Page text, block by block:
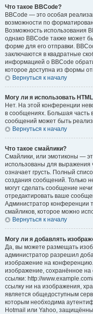
Что такое BBCode?
BBCode — это особая
возможности по
Возможность использования
однако BBCode также может
форме для его отправки.
заключаются в квадратные
информацией о BBCode
которое доступна из формы
Вернуться к началу
Могу ли я использовать
Нет. На этой конференции
в сообщениях. Большая
сообщений может быть
Вернуться к началу
Что такое смайлики?
Смайлики, или эмотиконы —
использованы для выражения
означает грусть. Полный
создания сообщений. Только
могут сделать сообщение
отредактировать ваше
Администратор конференции
смайликов, которое можно
Вернуться к началу
Могу ли я добавлять
Да, вы можете размещать
администратор разрешил
изображение на
изображение, сохранённое
ссылки: http://
ссылку ни на изображения,
является общедоступным
которым необходима
Hotmail или Yahoo,